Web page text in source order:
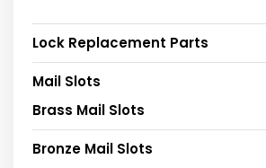
Lock Replacement Parts
Mail Slots
Brass Mail Slots
Bronze Mail Slots